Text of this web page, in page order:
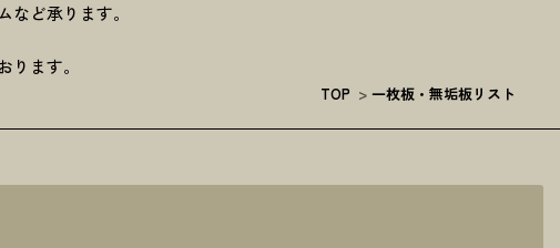
ど承ります。
ます。
TOP > 一枚板・無垢板リスト